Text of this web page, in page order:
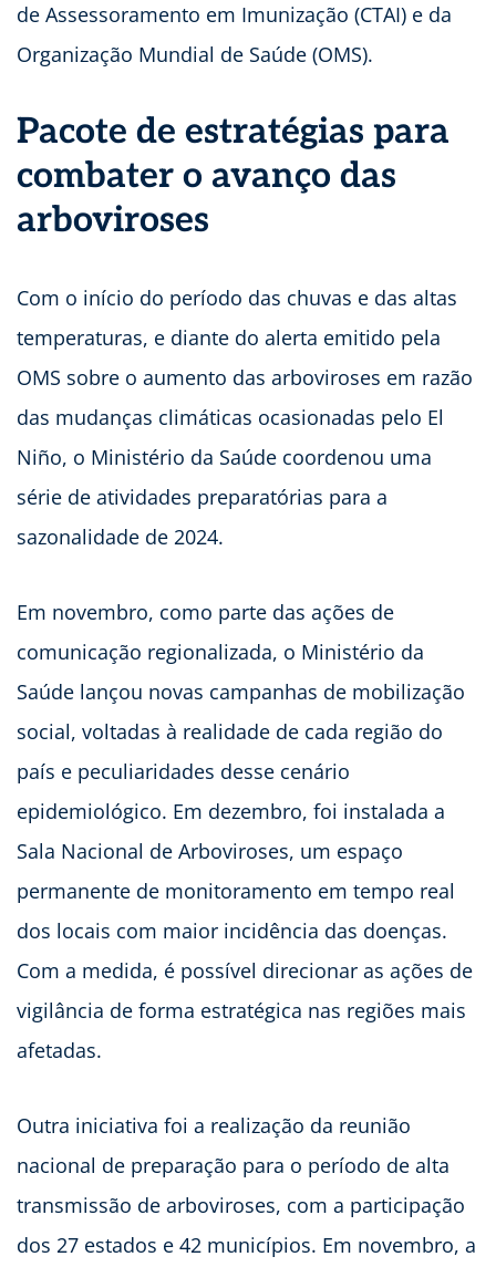
de Assessoramento em Imunização (CTAI) e da
Organização Mundial de Saúde (OMS).
Pacote de estratégias para
combater o avanço das
arboviroses
Com o início do período das chuvas e das altas
temperaturas, e diante do alerta emitido pela
OMS sobre o aumento das arboviroses em razão
das mudanças climáticas ocasionadas pelo El
Niño, o Ministério da Saúde coordenou uma
série de atividades preparatórias para a
sazonalidade de 2024.
Em novembro, como parte das ações de
comunicação regionalizada, o Ministério da
Saúde lançou novas campanhas de mobilização
social, voltadas à realidade de cada região do
país e peculiaridades desse cenário
epidemiológico. Em dezembro, foi instalada a
Sala Nacional de Arboviroses, um espaço
permanente de monitoramento em tempo real
dos locais com maior incidência das doenças.
Com a medida, é possível direcionar as ações de
vigilância de forma estratégica nas regiões mais
afetadas.
Outra iniciativa foi a realização da reunião
nacional de preparação para o período de alta
transmissão de arboviroses, com a participação
dos 27 estados e 42 municípios. Em novembro, a